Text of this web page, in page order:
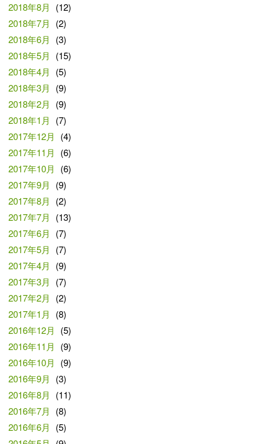
2018年8月
(12)
2018年7月
(2)
2018年6月
(3)
2018年5月
(15)
2018年4月
(5)
2018年3月
(9)
2018年2月
(9)
2018年1月
(7)
2017年12月
(4)
2017年11月
(6)
2017年10月
(6)
2017年9月
(9)
2017年8月
(2)
2017年7月
(13)
2017年6月
(7)
2017年5月
(7)
2017年4月
(9)
2017年3月
(7)
2017年2月
(2)
2017年1月
(8)
2016年12月
(5)
2016年11月
(9)
2016年10月
(9)
2016年9月
(3)
2016年8月
(11)
2016年7月
(8)
2016年6月
(5)